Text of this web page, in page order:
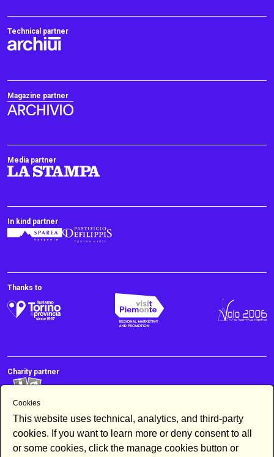
Technical partner
Magazine partner
Media partner
In kind partner
Thanks to
Charity partner
Cookies
This website uses technical, analytics, and third-party
cookies. If you want to learn more or deny consent to all
or some cookies, click the manage cookies button or